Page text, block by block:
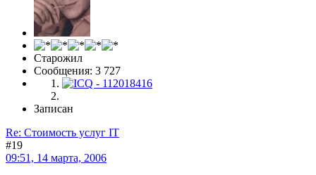
Старожил
Сообщения: 3 727
Записан
Re: Стоимость услуг IT
#19
09:51, 14 марта, 2006